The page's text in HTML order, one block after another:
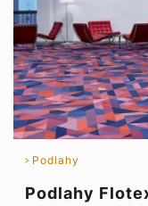
Podlahy
Podlahy